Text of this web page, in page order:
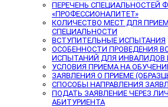
ПЕРЕЧЕНЬ СПЕЦИАЛЬНОСТЕЙ
«ПРОФЕССИОНАЛИТЕТ»
КОЛИЧЕСТВО МЕСТ ДЛЯ
СПЕЦИАЛЬНОСТИ
ВСТУПИТЕЛЬНЫЕ ИСПЫТАНИЯ
ОСОБЕННОСТИ ПРОВЕДЕНИЯ
ИСПЫТАНИЙ ДЛЯ ИНВАЛИДОВ
УСЛОВИЯ ПРИЕМА НА
ЗАЯВЛЕНИЯ О ПРИЕМЕ
СПОСОБЫ НАПРАВЛЕНИЯ
ПОДАТЬ ЗАЯВЛЕНИЕ ЧЕРЕЗ
АБИТУРИЕНТА